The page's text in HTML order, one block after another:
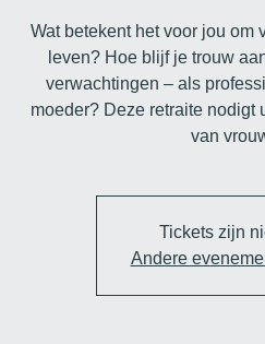
Wat betekent het voor jou om
leven? Hoe blijf je trouw
verwachtingen – als
moeder? Deze retraite nodigt
van
Tickets zijn
Andere